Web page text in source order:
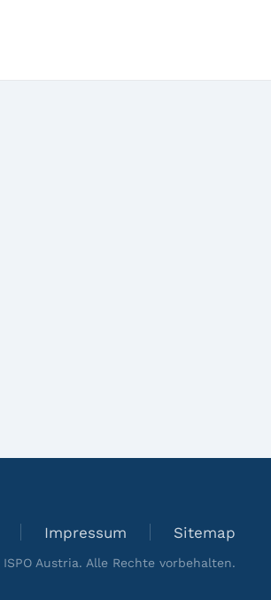
Impressum Sitemap
ISPO Austria. Alle Rechte vorbehalten.